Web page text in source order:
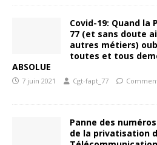
Covid-19: Quand la
77 (et sans doute
autres métiers)
toutes et tous
ABSOLUE
7 juin 2021 Cgt-fapt_77
Panne des
de la privatisation